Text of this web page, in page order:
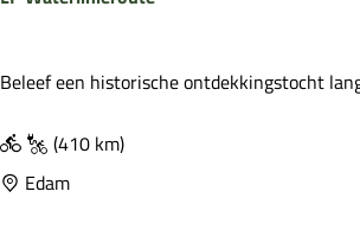
p
L
W
a
Beleef een historische ontdekkingstocht
(410 km)
Edam